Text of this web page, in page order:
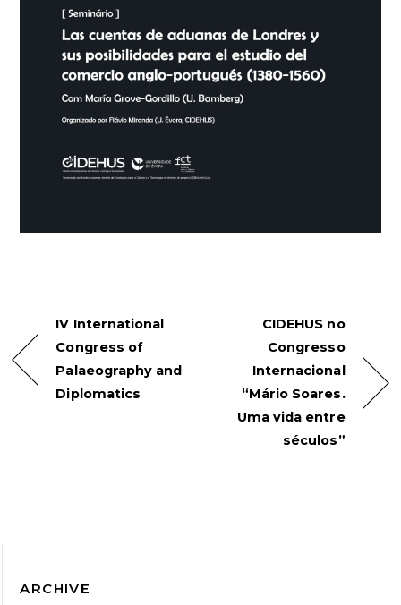
IV International
Congress of
Palaeography and
Diplomatics
CIDEHUS no
Congresso
Internacional
“Mário Soares.
Uma vida entre
séculos”
ARCHIVE